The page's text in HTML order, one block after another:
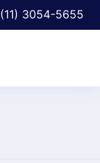
(11) 3054-5655